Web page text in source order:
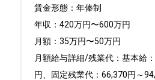
賃金形態：年俸制
年収：420万円〜600万円
月額：35万円〜50万円
月額給与詳細/残業代：基本給
円、固定残業代：66,370円～